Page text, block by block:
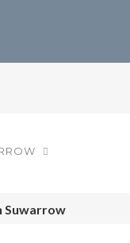
Suwarrow